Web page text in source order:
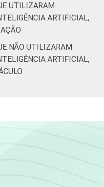
tecnologias de
nas empresas
2023.
UTILIZARAM
ARTIFICIAL,
NÃO UTILIZARAM
ARTIFICIAL,